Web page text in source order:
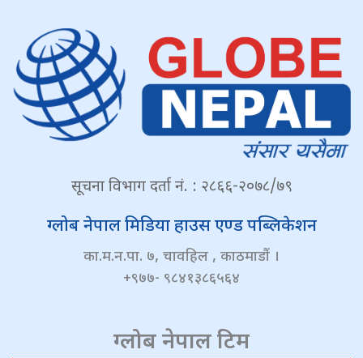
सूचना विभाग दर्ता नं. : २८६६-२०७८/७९
ग्लोब नेपाल मिडिया हाउस एण्ड पब्लिकेशन
का.म.न.पा. ७, चावहिल , काठमाडौं ।
+९७७- ९८४१३८६५६४
ग्लोब नेपाल टिम